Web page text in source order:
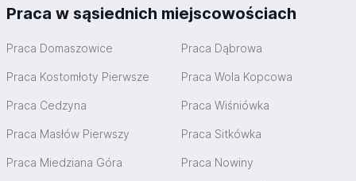
Praca w sąsiednich miejscowościach
Praca Domaszowice Praca Dąbrowa
Praca Kostomłoty Pierwsze Praca Wola Kopcowa
Praca Cedzyna Praca Wiśniówka
Praca Masłów Pierwszy Praca Sitkówka
Praca Miedziana Góra Praca Nowiny